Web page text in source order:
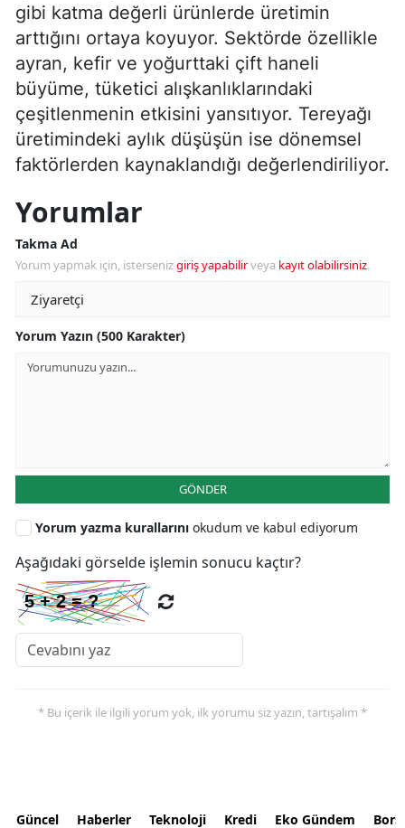
gibi katma değerli ürünlerde üretimin
arttığını ortaya koyuyor. Sektörde özellikle
ayran, kefir ve yoğurttaki çift haneli
büyüme, tüketici alışkanlıklarındaki
çeşitlenmenin etkisini yansıtıyor. Tereyağı
üretimindeki aylık düşüşün ise dönemsel
faktörlerden kaynaklandığı değerlendiriliyor.
Yorumlar
Takma Ad
Yorum yapmak için, istersenizgiriş yapabilirveya kayıt olabilirsiniz.
Yorum Yazın (500 Karakter)
GÖNDER
Yorum yazma kurallarını okudum ve kabul ediyorum
Aşağıdaki görselde işlemin sonucu kaçtır?
* Bu içerik ile ilgili yorum yok, ilk yorumu siz yazın, tartışalım *
Güncel Haberler Teknoloji Kredi Eko Gündem